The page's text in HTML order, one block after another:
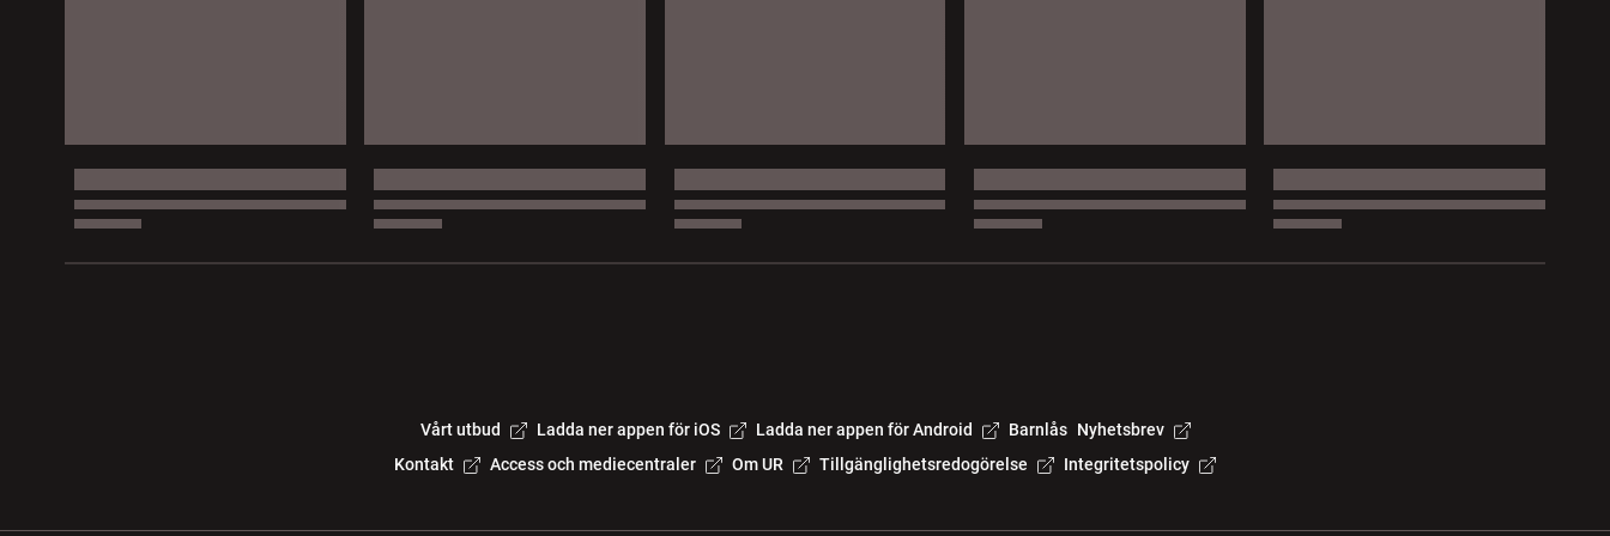
Vårt utbud Ladda ner appen för iOS Ladda ner appen för Android Barnlås Nyhetsbrev
Kontakt
Access och mediecentraler Om UR Tillgänglighetsredogörelse Integritetspolicy